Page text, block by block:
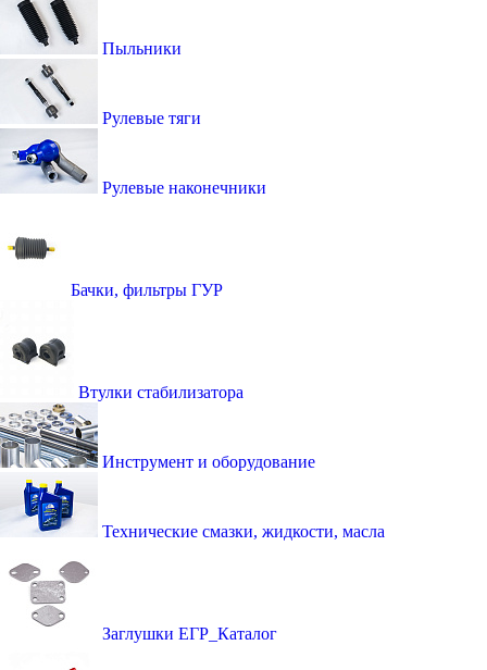
Пыльники
Рулевые тяги
Рулевые наконечники
Бачки, фильтры ГУР
Втулки стабилизатора
Инструмент и оборудование
Технические смазки, жидкости, масла
Заглушки ЕГР_Каталог